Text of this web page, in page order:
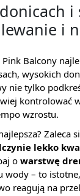
i
i
Balcony
wysokich
nie tylko
kontrolować
wzrostu.
Zaleca
lekko
o warstwę
wody – to
reagują na